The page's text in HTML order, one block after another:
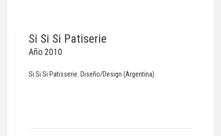
Si Si Si Patiserie
Año 2010
Si Si Si Patisserie. Diseño/Design (Argentina).